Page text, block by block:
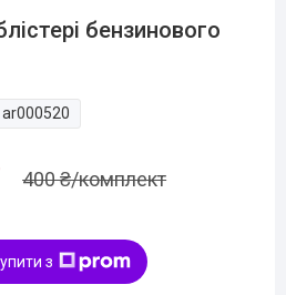
бензинового
ar000520
400 ₴/комплект
з